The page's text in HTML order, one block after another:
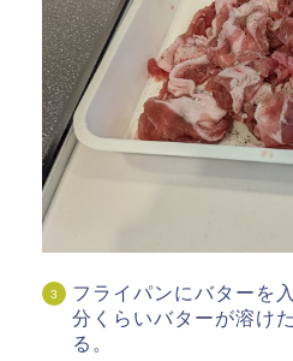
フライパンにバターを
分くらいバターが溶け
る。